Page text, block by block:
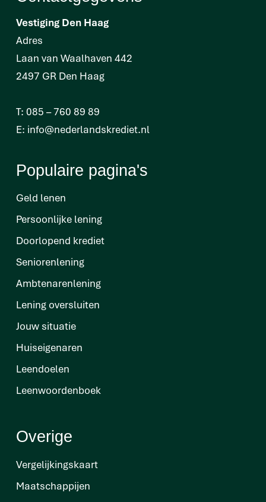
Vestiging Den Haag
Adres
Laan van Waalhaven 442
2497 GR Den Haag
T: 085 – 760 89 89
E: info@nederlandskrediet.nl
Populaire pagina's
Geld lenen
Persoonlijke lening
Doorlopend krediet
Seniorenlening
Ambtenarenlening
Lening oversluiten
Jouw situatie
Huiseigenaren
Leendoelen
Leenwoordenboek
Overige
Vergelijkingskaart
Maatschappijen